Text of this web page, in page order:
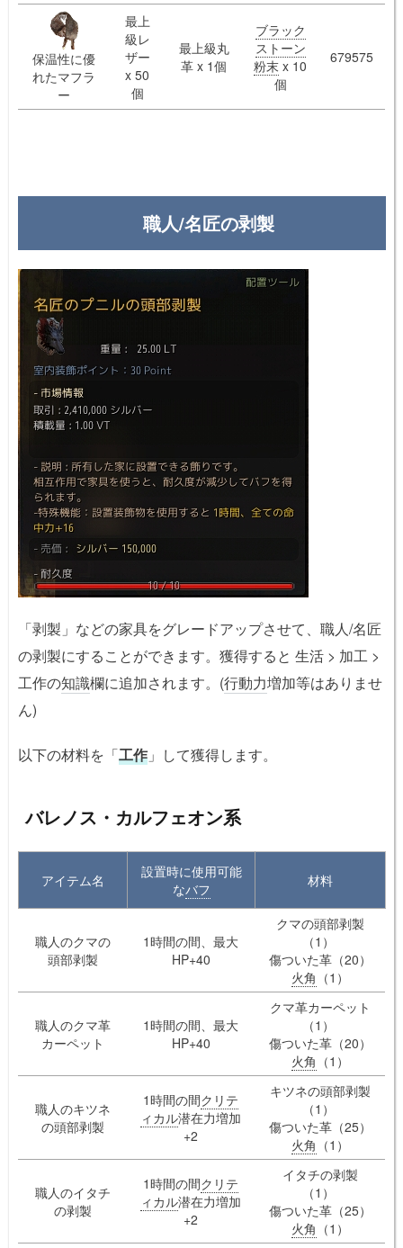
保温性に優
れたマフラ
ー
最上
級レ
ザー
x 50
個
最上級丸
革 x 1個
ブラック
ストーン
粉末 x 10
個
679575
職人/名匠の剥製
「剥製」などの家具をグレードアップさせて、職人/名匠
の剥製にすることができます。獲得すると 生活 > 加工 >
工作の知識欄に追加されます。(行動力増加等はありませ
ん)
以下の材料を「工作 」して獲得します。
バレノス・カルフェオン系
アイテム名
設置時に使用可能
なバフ 材料
職人のクマの
頭部剥製
1時間の間、最大
HP+40
クマの頭部剥製
（1）
傷ついた革（20）
火角 （1）
職人のクマ革
カーペット
1時間の間、最大
HP+40
クマ革カーペット
（1）
傷ついた革（20）
火角 （1）
職人のキツネ
の頭部剥製
1時間の間クリテ
ィカル潜在力増加
+2
キツネの頭部剥製
（1）
傷ついた革（25）
火角 （1）
職人のイタチ
の剥製
1時間の間クリテ
ィカル潜在力増加
+2
イタチの剥製
（1）
傷ついた革（25）
火角 （1）